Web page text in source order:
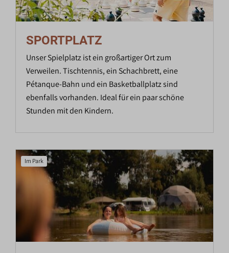
SPORTPLATZ
Unser Spielplatz ist ein großartiger Ort zum
Verweilen. Tischtennis, ein Schachbrett, eine
Pétanque-Bahn und ein Basketballplatz sind
ebenfalls vorhanden. Ideal für ein paar schöne
Stunden mit den Kindern.
Im Park